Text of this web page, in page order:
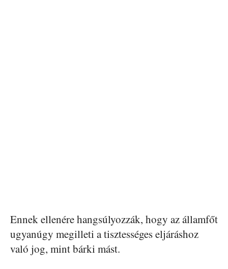
Ennek ellenére hangsúlyozzák, hogy az államfőt
ugyanúgy megilleti a tisztességes eljáráshoz
való jog, mint bárki mást.